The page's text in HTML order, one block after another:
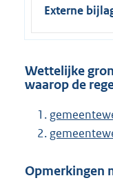
Externe
Wettelijke
waarop de
E
x
e
E
t
Opmerkingen